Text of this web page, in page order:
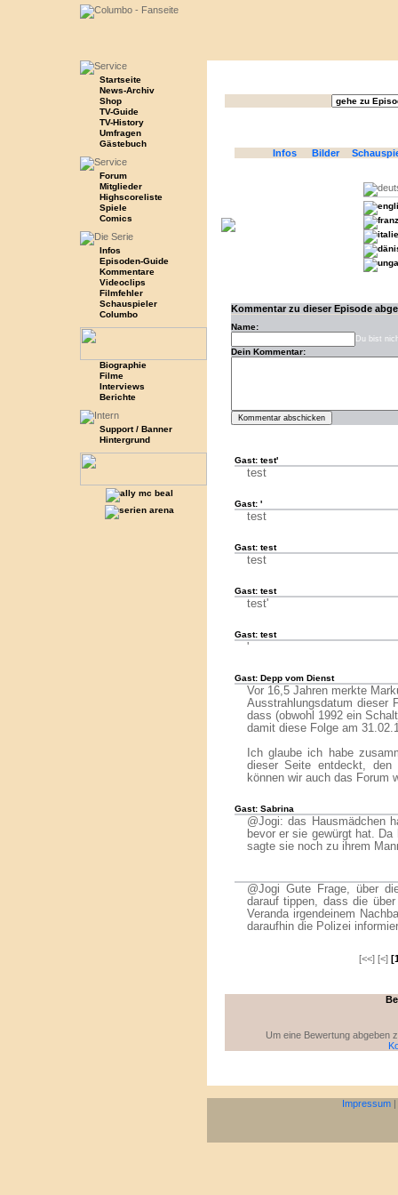
Startseite
News-Archiv
Shop
TV-Guide
TV-History
Umfragen
Gästebuch
Forum
Mitglieder
Highscoreliste
Spiele
Comics
Infos
Episoden-Guide
Kommentare
Videoclips
Filmfehler
Schauspieler
Columbo
Biographie
Filme
Interviews
Berichte
Support / Banner
Hintergrund
Infos Bilder
Kommentar zu dieser Episode
Name:
Du bist
Dein Kommentar:
Gast: test'
test
Gast: '
test
Gast: test
test
Gast: test
test'
Gast: test
'
Gast: Depp vom Dienst
Vor 16,5 Jahren merkte
Ausstrahlungsdatum dieser
dass (obwohl 1992 ein
damit diese Folge am
Ich glaube ich habe
dieser Seite entdeckt, den
können wir auch das Forum
Gast: Sabrina
@Jogi: das Hausmädchen
bevor er sie gewürgt hat.
sagte sie noch zu ihrem
@Jogi Gute Frage, über
darauf tippen, dass die
Veranda irgendeinem
daraufhin die Polizei
[<<] [<]
Um eine Bewertung abgeben
Impressum |